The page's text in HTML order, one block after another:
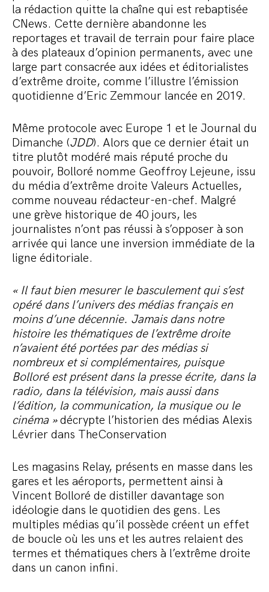
la rédaction quitte la chaîne qui est rebaptisée
CNews. Cette dernière abandonne les
reportages et travail de terrain pour faire place
à des plateaux d’opinion permanents, avec une
large part consacrée aux idées et éditorialistes
d’extrême droite, comme l’illustre l’émission
quotidienne d’Eric Zemmour lancée en 2019.
Même protocole avec Europe 1 et le Journal du
Dimanche (JDD). Alors que ce dernier était un
titre plutôt modéré mais réputé proche du
pouvoir, Bolloré nomme Geoffroy Lejeune, issu
du média d’extrême droite Valeurs Actuelles,
comme nouveau rédacteur-en-chef. Malgré
une grève historique de 40 jours, les
journalistes n’ont pas réussi à s’opposer à son
arrivée qui lance une inversion immédiate de la
ligne éditoriale.
« Il faut bien mesurer le basculement qui s’est
opéré dans l’univers des médias français en
moins d’une décennie. Jamais dans notre
histoire les thématiques de l’extrême droite
n’avaient été portées par des médias si
nombreux et si complémentaires, puisque
Bolloré est présent dans la presse écrite, dans la
radio, dans la télévision, mais aussi dans
l’édition, la communication, la musique ou le
cinéma »décrypte l’historien des médias Alexis
Lévrier dans TheConservation
Les magasins Relay, présents en masse dans les
gares et les aéroports, permettent ainsi à
Vincent Bolloré de distiller davantage son
idéologie dans le quotidien des gens. Les
multiples médias qu’il possède créent un effet
de boucle où les uns et les autres relaient des
termes et thématiques chers à l’extrême droite
dans un canon infini.